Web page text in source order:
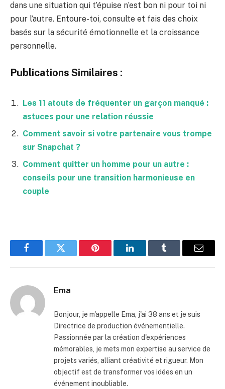
dans une situation qui t’épuise n’est bon ni pour toi ni
pour l’autre. Entoure-toi, consulte et fais des choix
basés sur la sécurité émotionnelle et la croissance
personnelle.
Publications Similaires :
Les 11 atouts de fréquenter un garçon manqué :
astuces pour une relation réussie
Comment savoir si votre partenaire vous trompe
sur Snapchat ?
Comment quitter un homme pour un autre :
conseils pour une transition harmonieuse en
couple
FacebookTwitter Pinterest LinkedInTumblr Email
Ema
Bonjour, je m'appelle Ema, j'ai 38 ans et je suis
Directrice de production événementielle.
Passionnée par la création d'expériences
mémorables, je mets mon expertise au service de
projets variés, alliant créativité et rigueur. Mon
objectif est de transformer vos idées en un
événement inoubliable.